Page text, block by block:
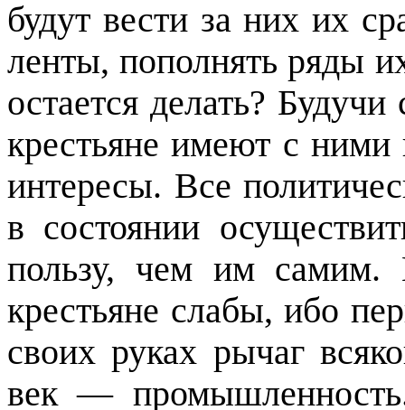
будут вести за них их
ленты, пополнять ряды
остается делать?
крестьяне имеют с
интересы. Все
в состоянии
пользу, чем им
крестьяне слабы, ибо
своих руках рычаг
век —